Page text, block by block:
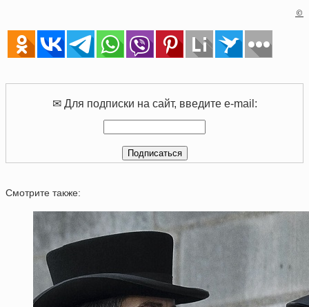
©
✉ Для подписки на сайт, введите e-mail:
Смотрите также: